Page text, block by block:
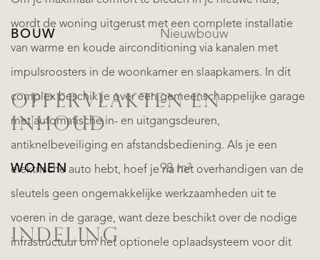
wordt de woning uitgerust met een complete installatie
van warme en koude airconditioning via kanalen met
impulsroosters in de woonkamer en slaapkamers. In dit
complex beschik je over een gemeenschappelijke garage
met automatische in- en uitgangsdeuren,
antiknelbeveiliging en afstandsbediening. Als je een
elektrische auto hebt, hoef je na het overhandigen van de
sleutels geen ongemakkelijke werkzaamheden uit te
voeren in de garage, want deze beschikt over de nodige
infrastructuur om het optionele oplaadsysteem voor dit
BOUW Nieuwbouw
OPPERVLAKTEN EN
INHOUD
WONEN 98 m²
INDELING